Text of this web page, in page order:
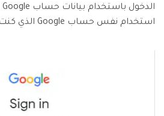
استخدام نفس حساب Google الذي كنت تستخدمه على هاتفك .